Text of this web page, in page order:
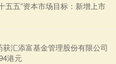
五五”资本市场目标：新增上市
汇添富基金管理股份有限公司
港元